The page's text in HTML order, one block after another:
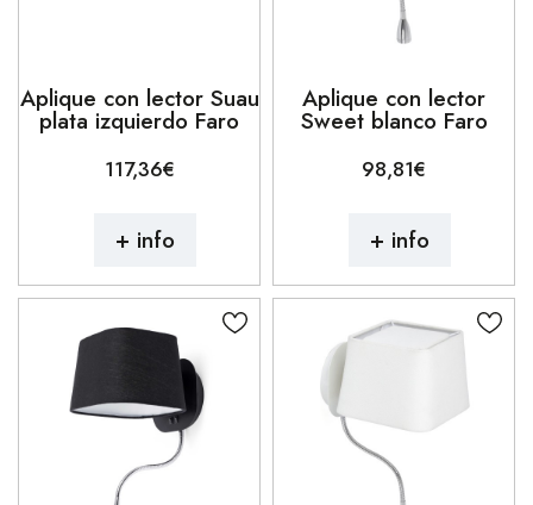
Aplique con lector Suau
plata izquierdo Faro
117,36€
+ info
Aplique con lector
Sweet blanco Faro
98,81€
+ info